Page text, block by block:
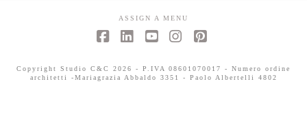
ASSIGN A MENU
Copyright Studio C&C 2026 - P.IVA 08601070017 - Numero ordine
architetti -Mariagrazia Abbaldo 3351 - Paolo Albertelli 4802